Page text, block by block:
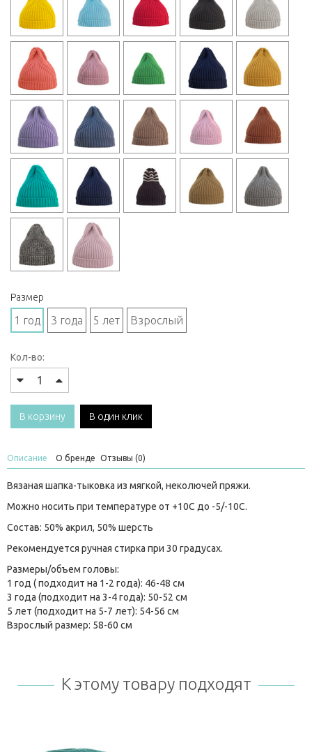
Размер
1 год 3 года 5 лет Взрослый
Кол-во:
В корзину В один клик
Описание О бренде Отзывы (0)
Вязаная шапка-тыковка из мягкой, неколючей пряжи.
Можно носить при температуре от +10C до -5/-10С.
Состав: 50% акрил, 50% шерсть
Рекомендуется ручная стирка при 30 градусах.
Размеры/объем головы:
1 год ( подходит на 1-2 года): 46-48 см
3 года (подходит на 3-4 года): 50-52 см
5 лет (подходит на 5-7 лет): 54-56 см
Взрослый размер: 58-60 см
К этому товару подходят